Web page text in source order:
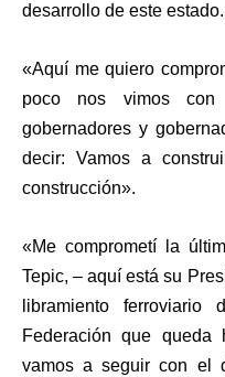
desarrollo de este estado.
«Aquí me quiero
poco nos vimos
gobernadores y
decir: Vamos a
construcción».
«Me comprometí la
Tepic, – aquí está su
libramiento
Federación que
vamos a seguir con el